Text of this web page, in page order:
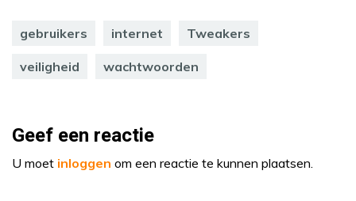
gebruikers internet Tweakers
veiligheid wachtwoorden
Geef een reactie
U moet inloggen om een reactie te kunnen plaatsen.